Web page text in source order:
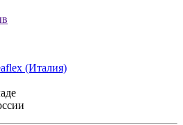
(Италия)